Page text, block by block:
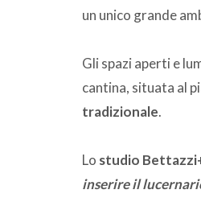
un unico grande
Gli spazi aperti e
cantina, situata al
tradizionale.
Lo studio
inserire il